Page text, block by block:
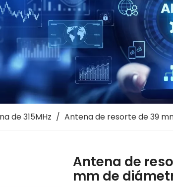
de 315MHz / Antena de resorte de 39
Antena de
mm de